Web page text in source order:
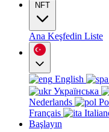
NFT
Ana Keşfedin Liste
English
Українська
Nederlands
Français
Başlayın